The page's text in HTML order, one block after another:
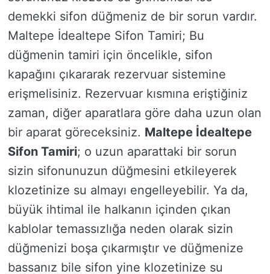
demekki sifon düğmeniz de bir sorun vardır.
Maltepe İdealtepe Sifon Tamiri; Bu
düğmenin tamiri için öncelikle, sifon
kapağını çıkararak rezervuar sistemine
erişmelisiniz. Rezervuar kısmına eriştiğiniz
zaman, diğer aparatlara göre daha uzun olan
bir aparat göreceksiniz. Maltepe İdealtepe
Sifon Tamiri; o uzun aparattaki bir sorun
sizin sifonunuzun düğmesini etkileyerek
klozetinize su almayı engelleyebilir. Ya da,
büyük ihtimal ile halkanın içinden çıkan
kablolar temassızlığa neden olarak sizin
düğmenizi boşa çıkarmıştır ve düğmenize
bassanız bile sifon yine klozetinize su